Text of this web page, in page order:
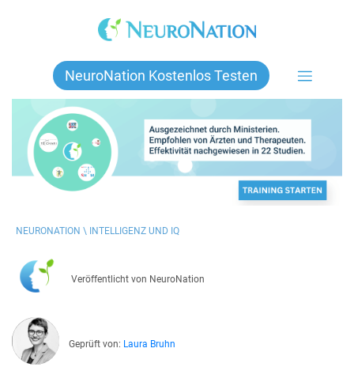
NeuroNation Kostenlos Testen
NEURONATION \ INTELLIGENZ UND IQ
Veröffentlicht von NeuroNation
Geprüft von: Laura Bruhn